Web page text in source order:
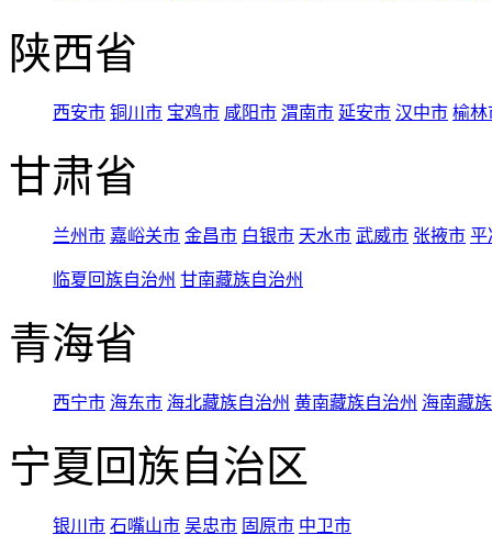
陕西省
西安市 铜川市 宝鸡市 咸阳市 渭南市 延安市 汉中市 榆林
甘肃省
兰州市 嘉峪关市 金昌市 白银市 天水市 武威市 张掖市 平
临夏回族自治州 甘南藏族自治州
青海省
西宁市 海东市 海北藏族自治州 黄南藏族自治州 海南藏
宁夏回族自治区
银川市 石嘴山市 吴忠市 固原市 中卫市